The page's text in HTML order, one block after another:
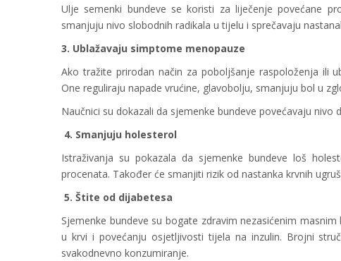
Ulje semenki bundeve se koristi za liječenje povećane
smanjuju nivo slobodnih radikala u tijelu i sprečavaju
3. Ublažavaju simptome menopauze
Ako tražite prirodan način za poboljšanje raspoloženja ili
One reguliraju napade vrućine, glavobolju, smanjuju bol u
Naučnici su dokazali da sjemenke bundeve povećavaju
4. Smanjuju holesterol
Istraživanja su pokazala da sjemenke bundeve loš
procenata. Također će smanjiti rizik od nastanka krvnih
5. Štite od dijabetesa
Sjemenke bundeve su bogate zdravim nezasićenim
u krvi i povećanju osjetljivosti tijela na inzulin. Brojni
svakodnevno konzumiranje.